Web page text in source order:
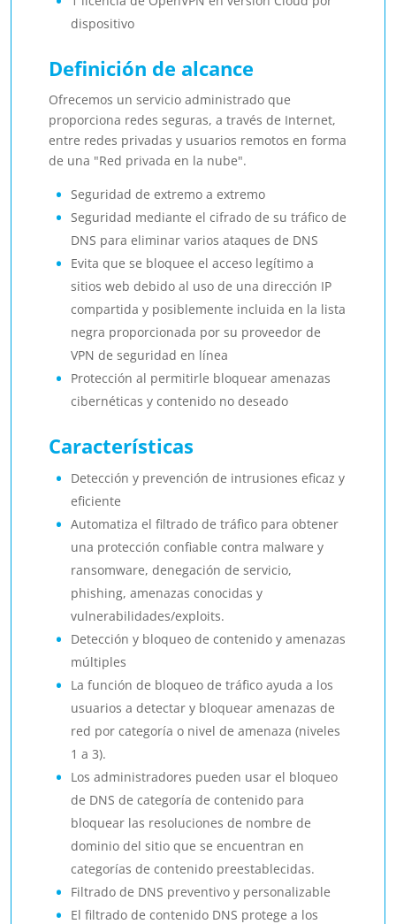
dispositivo
Definición de alcance
Ofrecemos un servicio administrado que
proporciona redes seguras, a través de Internet,
entre redes privadas y usuarios remotos en forma
de una "Red privada en la nube".
Seguridad de extremo a extremo
Seguridad mediante el cifrado de su tráfico de
DNS para eliminar varios ataques de DNS
Evita que se bloquee el acceso legítimo a
sitios web debido al uso de una dirección IP
compartida y posiblemente incluida en la lista
negra proporcionada por su proveedor de
VPN de seguridad en línea
Protección al permitirle bloquear amenazas
cibernéticas y contenido no deseado
Características
Detección y prevención de intrusiones eficaz y
eficiente
Automatiza el filtrado de tráfico para obtener
una protección confiable contra malware y
ransomware, denegación de servicio,
phishing, amenazas conocidas y
vulnerabilidades/exploits.
Detección y bloqueo de contenido y amenazas
múltiples
La función de bloqueo de tráfico ayuda a los
usuarios a detectar y bloquear amenazas de
red por categoría o nivel de amenaza (niveles
1 a 3).
Los administradores pueden usar el bloqueo
de DNS de categoría de contenido para
bloquear las resoluciones de nombre de
dominio del sitio que se encuentran en
categorías de contenido preestablecidas.
Filtrado de DNS preventivo y personalizable
El filtrado de contenido DNS protege a los